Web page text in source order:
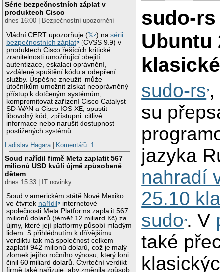
Série bezpečnostních záplat v
produktech Cisco
dnes 16:00 | Bezpečnostní upozornění
Vládní CERT upozorňuje (𝕏 ) nasérii
bezpečnostních záplat
(CVSS 9.9) v
produktech Cisco řešících kritické
zranitelnosti umožňující obejití
autentizace, eskalaci oprávnění,
vzdálené spuštění kódu a odepření
služby. Úspěšné zneužití může
útočníkům umožnit získat neoprávněný
přístup k dotčeným systémům,
kompromitovat zařízení Cisco Catalyst
SD-WAN a Cisco IOS XE, spustit
libovolný kód, zpřístupnit citlivé
informace nebo narušit dostupnost
postižených systémů.
Ladislav Hagara| Komentářů: 1
Soud nařídil firmě Meta zaplatit 567
milionů USD kvůli újmě způsobené
dětem
dnes 15:33 | IT novinky
Soud v americkém státě Nové Mexiko
ve čtvrtek nařídil
internetové
společnosti Meta Platforms zaplatit 567
milionů dolarů (téměř 12 miliard Kč) za
újmy, které její platformy působí mladým
lidem. S přihlédnutím k dřívějšímu
verdiktu tak má společnost celkem
zaplatit 942 milionů dolarů, což je malý
zlomek jejího ročního výnosu, který loni
činil 60 miliard dolarů. Čtvrteční verdikt
firmě také nařizuje, aby změnila způsob,
sudo-
Ubuntu
sudo-rs ,
su
jazyka
nahradí
25.10
sudo . V
také